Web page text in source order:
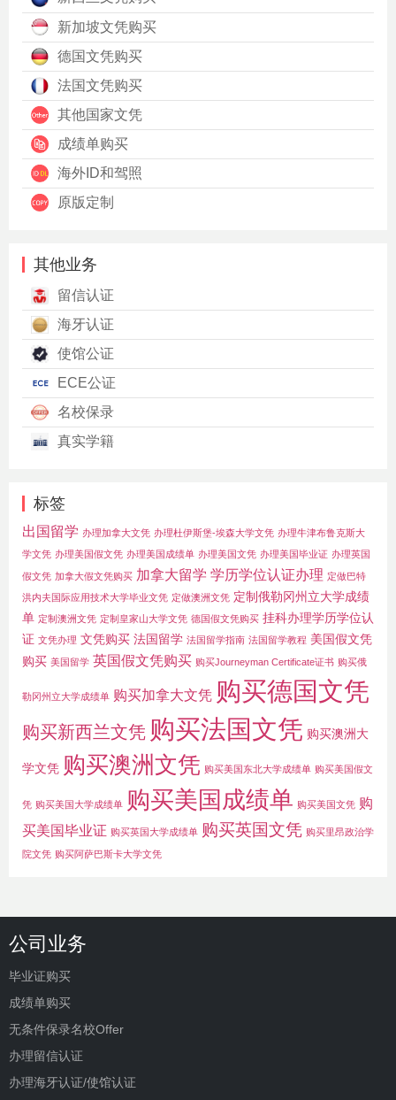
新加坡文凭购买
德国文凭购买
法国文凭购买
其他国家文凭
成绩单购买
海外ID和驾照
原版定制
其他业务
留信认证
海牙认证
使馆公证
ECE公证
名校保录
真实学籍
标签
出国留学 办理加拿大文凭 办理杜伊斯堡-埃森大学文凭 办理牛津布鲁克斯大
学文凭 办理美国假文凭 办理美国成绩单 办理美国文凭 办理美国毕业证 办理英国
假文凭 加拿大假文凭购买 加拿大留学 学历学位认证办理 定做巴特
洪内夫国际应用技术大学毕业文凭 定做澳洲文凭 定制俄勒冈州立大学成绩
单 定制澳洲文凭 定制皇家山大学文凭 德国假文凭购买 挂科办理学历学位认
证 文凭办理 文凭购买 法国留学 法国留学指南 法国留学教程 美国假文凭
购买 美国留学 英国假文凭购买 购买Journeyman Certificate证书 购买俄
勒冈州立大学成绩单 购买加拿大文凭 购买德国文凭
购买新西兰文凭 购买法国文凭 购买澳洲大
学文凭 购买澳洲文凭 购买美国东北大学成绩单 购买美国假文
凭 购买美国大学成绩单 购买美国成绩单 购买美国文凭 购
买美国毕业证 购买英国大学成绩单 购买英国文凭 购买里昂政治学
院文凭 购买阿萨巴斯卡大学文凭
公司业务
毕业证购买
成绩单购买
无条件保录名校Offer
办理留信认证
办理海牙认证/使馆认证